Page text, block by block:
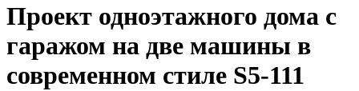
Проект одноэтажного дома с
гаражом на две машины в
современном стиле S5-111